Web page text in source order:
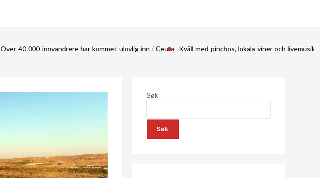
Over 40 000 innvandrere har kommet ulovlig inn i Ceuta Kväll med pinchos, lokala viner och livemusik
Søk
Søk